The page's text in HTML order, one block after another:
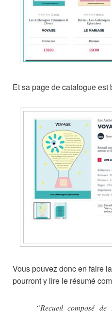
Et sa page de catalogue est
Vous pouvez donc en faire
pourront y lire le résumé
“Recueil composé de